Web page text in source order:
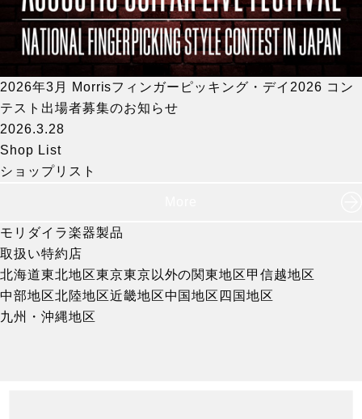
2026年3月 Morrisフィンガーピッキング・デイ2026 コン
テスト出場者募集のお知らせ
2026.3.28
Shop List
ショップリスト
モリダイラ楽器製品
取扱い特約店
北海道東北地区東京東京以外の関東地区甲信越地区
中部地区北陸地区近畿地区中国地区 四国地区
九州・沖縄地区